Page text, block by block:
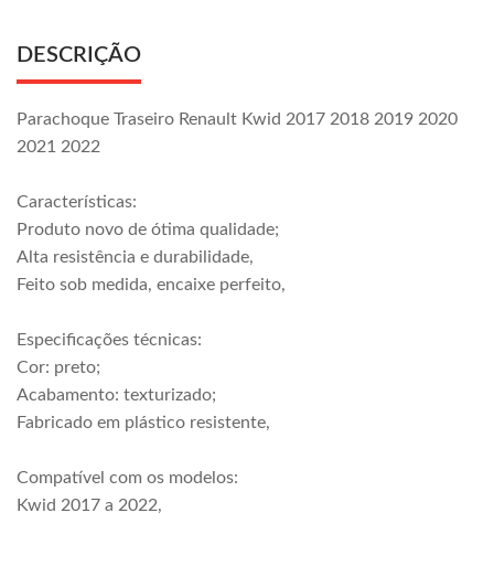
DESCRIÇÃO
Parachoque Traseiro Renault Kwid 2017 2018 2019 2020
2021 2022
Características:
Produto novo de ótima qualidade;
Alta resistência e durabilidade,
Feito sob medida, encaixe perfeito,
Especificações técnicas:
Cor: preto;
Acabamento: texturizado;
Fabricado em plástico resistente,
Compatível com os modelos:
Kwid 2017 a 2022,